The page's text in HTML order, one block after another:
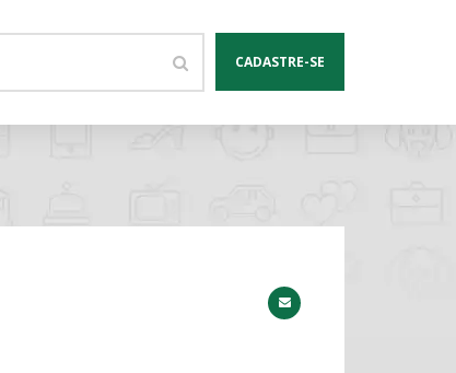
CADASTRE-SE